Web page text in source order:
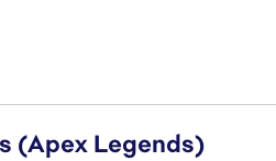
(Apex Legends)